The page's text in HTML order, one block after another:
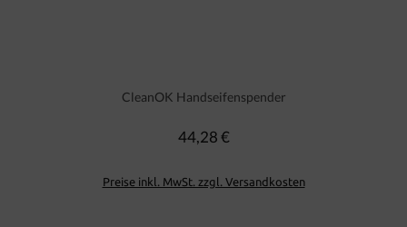
CleanOK Handseifenspender
Regulärer Preis:
44,28 €
Preise inkl. MwSt. zzgl. Versandkosten